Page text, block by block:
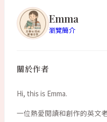
Emma
瀏覽簡介
關於作者
Hi, this is Emma.
一位熱愛閱讀和創作的英文